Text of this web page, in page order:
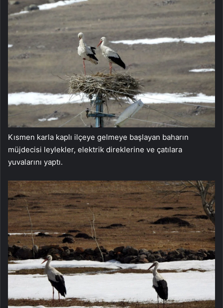
Kısmen karla kaplı ilçeye gelmeye başlayan baharın
müjdecisi leylekler, elektrik direklerine ve çatılara
yuvalarını yaptı.